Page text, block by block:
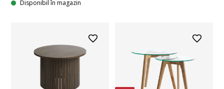
Disponibil în magazin